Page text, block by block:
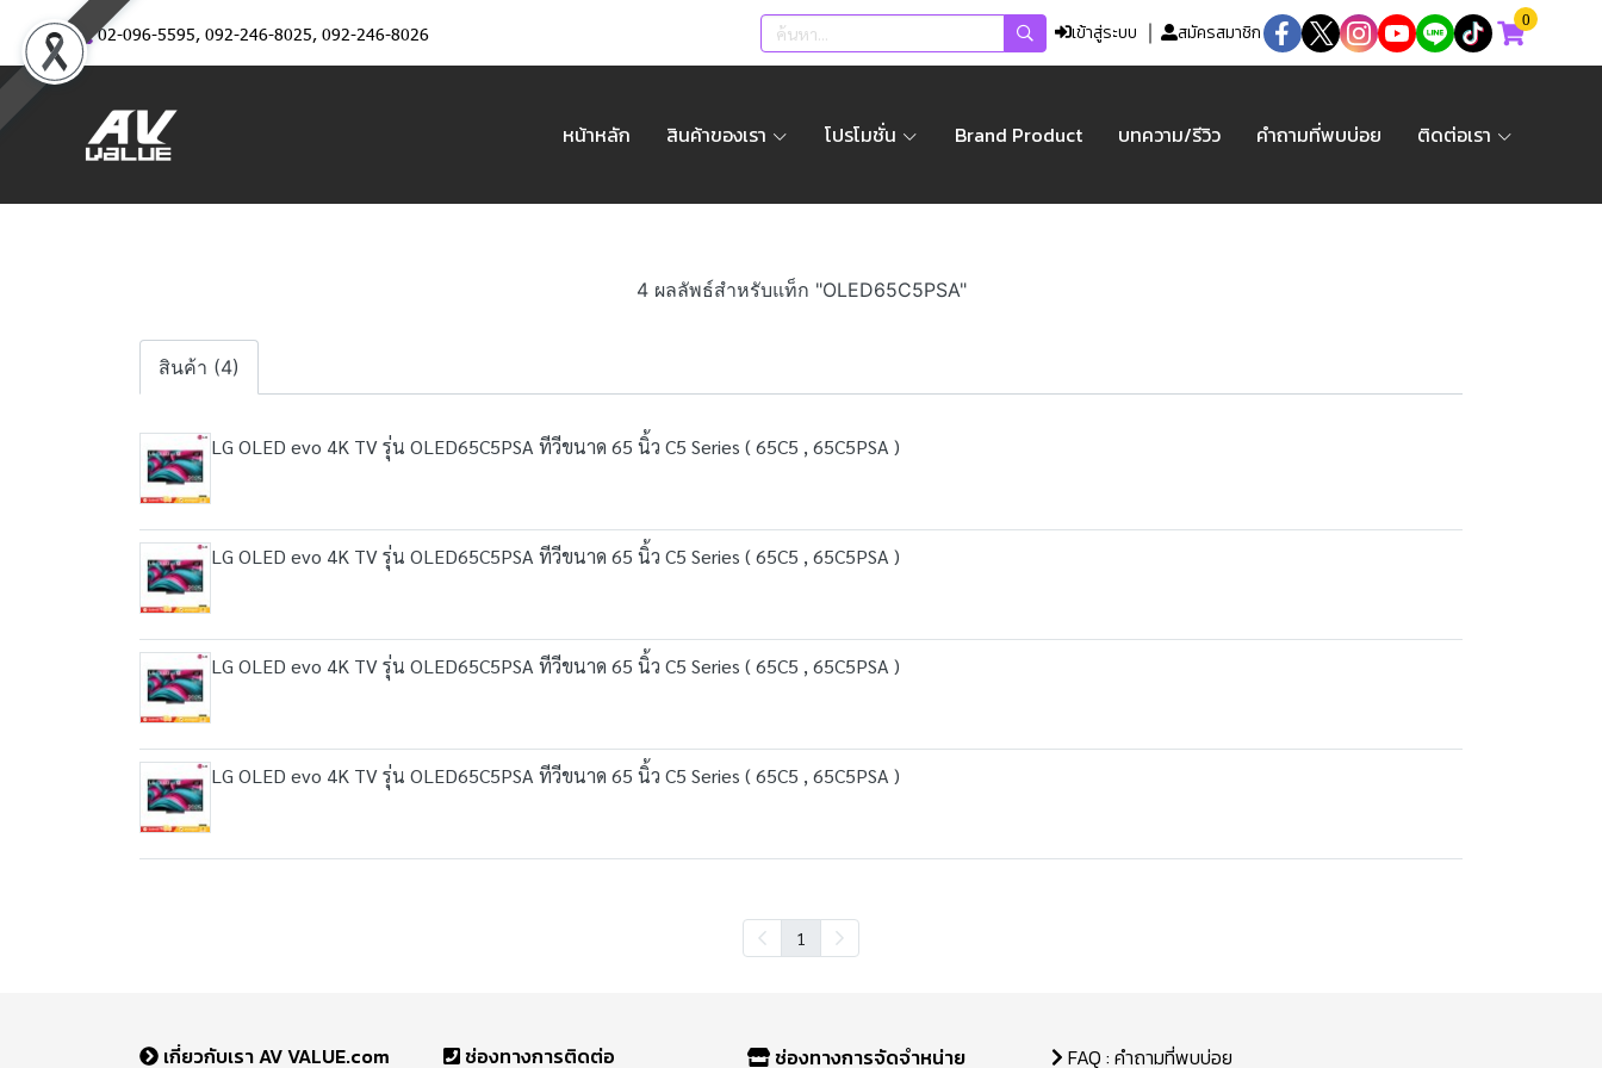
02-096-5595, 092-246-8025, 092-246-8026 เข้าสู่ระบบ สมัครสมาชิก
0
หน้าหลัก สินค้าของเรา โปรโมชั่น Brand Product บทความ/รีวิว คำถามที่พบบ่อย ติดต่อเรา
4 ผลลัพธ์สำหรับแท็ก "OLED65C5PSA"
สินค้า (4)
LG OLED evo 4K TV รุ่น OLED65C5PSA ทีวีขนาด 65 นิ้ว C5 Series ( 65C5 , 65C5PSA )
LG OLED evo 4K TV รุ่น OLED65C5PSA ทีวีขนาด 65 นิ้ว C5 Series ( 65C5 , 65C5PSA )
LG OLED evo 4K TV รุ่น OLED65C5PSA ทีวีขนาด 65 นิ้ว C5 Series ( 65C5 , 65C5PSA )
LG OLED evo 4K TV รุ่น OLED65C5PSA ทีวีขนาด 65 นิ้ว C5 Series ( 65C5 , 65C5PSA )
1
เกี่ยวกับเรา AV VALUE.com ช่องทางการติดต่อ ช่องทางการจัดจำหน่าย FAQ : คำถามที่พบบ่อย